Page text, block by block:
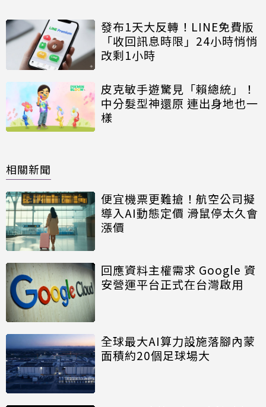
發布1天大反轉！LINE免費版
「收回訊息時限」24小時悄悄
改剩1小時
皮克敏手遊驚見「賴總統」！
中分髮型神還原 連出身地也一
樣
相關新聞
便宜機票更難搶！航空公司擬
導入AI動態定價 滑鼠停太久會
漲價
回應資料主權需求 Google 資
安營運平台正式在台灣啟用
全球最大AI算力設施落腳內蒙
面積約20個足球場大